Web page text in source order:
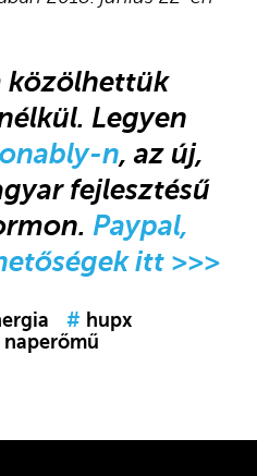
közölhettük
Legyen
n, az új,
fejlesztésű
Paypal,
itt >>>
# hupx
naperőmű